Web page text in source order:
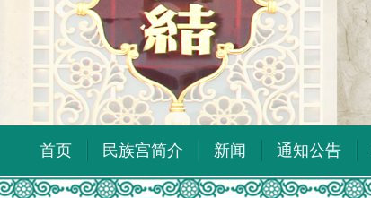
首页 民族宫简介 新闻 通知公告